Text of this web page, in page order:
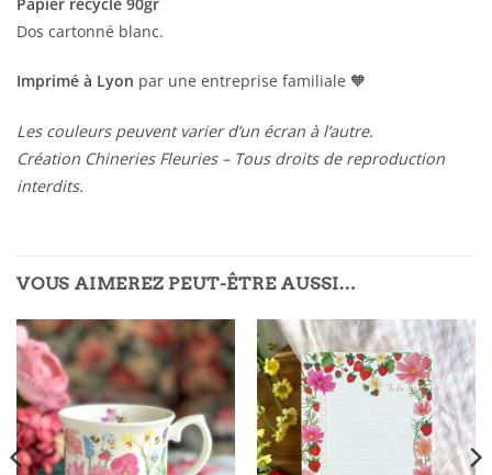
Dos cartonné blanc.
Imprimé à Lyon par une entreprise familiale 🧡
Les couleurs peuvent varier d’un écran à l’autre.
Création Chineries Fleuries – Tous droits de reproduction
interdits.
VOUS AIMEREZ PEUT-ÊTRE AUSSI…